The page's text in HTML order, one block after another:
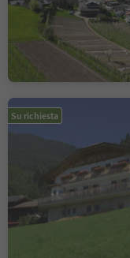
Su richiesta